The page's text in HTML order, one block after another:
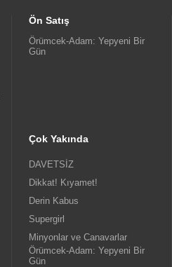
Ön Satış
Örümcek-Adam: Yepyeni Bir
Gün
Çok Yakında
DAVETSİZ
Dikkat! Kıyamet!
Derin Kabus
Supergirl
Minyonlar ve Canavarlar
Örümcek-Adam: Yepyeni Bir
Gün